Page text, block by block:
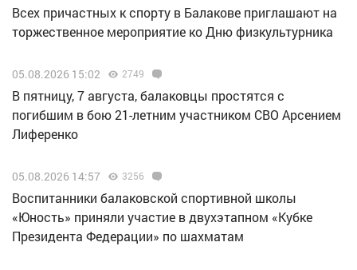
Всех причастных к спорту в Балакове приглашают на
торжественное мероприятие ко Дню физкультурника
05.08.2026 15:02 2749
В пятницу, 7 августа, балаковцы простятся с
погибшим в бою 21-летним участником СВО Арсением
Лиференко
05.08.2026 14:57 3256
Воспитанники балаковской спортивной школы
«Юность» приняли участие в двухэтапном «Кубке
Президента Федерации» по шахматам